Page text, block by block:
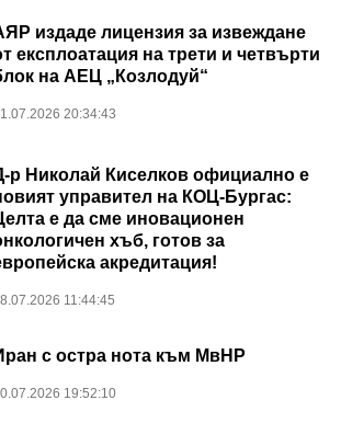
издаде лицензия за извеждане
експлоатация на трети и четвърти
на АЕЦ „Козлодуй“
20:34:43
р Николай Киселков официално е
управител на КОЦ-Бургас:
е да сме иновационен
хъб, готов за
акредитация!
11:44:45
с остра нота към МвНР
19:52:10